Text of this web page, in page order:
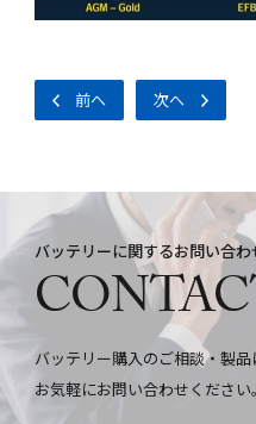
前へ 次へ
バッテリーに関するお問い合わ
バッテリー購入のご相談・製
お気軽にお問い合わせください。